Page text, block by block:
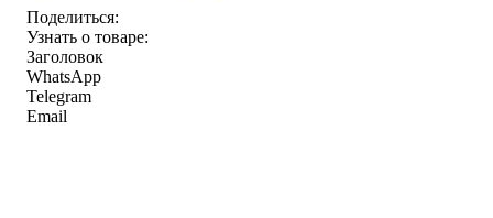
Поделиться:
Узнать о товаре:
Заголовок
WhatsApp
Telegram
Email